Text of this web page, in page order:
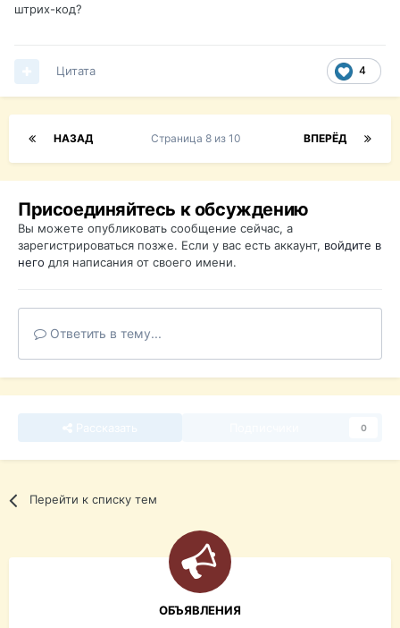
штрих-код?
4
Цитата
НАЗАД ВПЕРЁД
Страница 8 из 10
Присоединяйтесь к обсуждению
Вы можете опубликовать сообщение сейчас, а
зарегистрироваться позже. Если у вас есть аккаунт, войдите в
него для написания от своего имени.
Ответить в тему...
0
Перейти к списку тем
ОБЪЯВЛЕНИЯ